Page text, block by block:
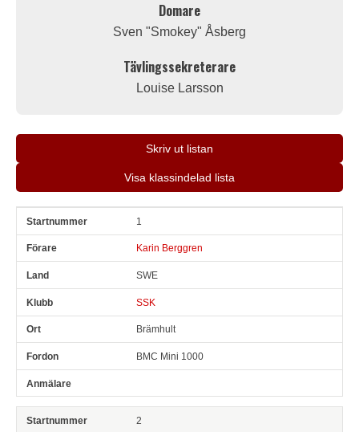
Domare
Sven "Smokey" Åsberg
Tävlingssekreterare
Louise Larsson
Skriv ut listan
Visa klassindelad lista
Snr Förare 1
Karin Berggren
SWE
SSK
Brämhult
BMC Mini 1000
2